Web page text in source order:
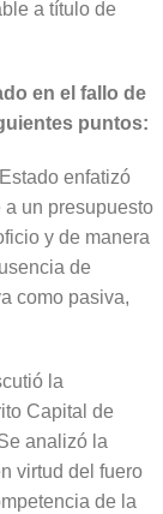
a título de
en el fallo de
puntos:
enfatizó
un presupuesto
y de manera
de
como pasiva,
la
Capital de
analizó la
virtud del fuero
de la